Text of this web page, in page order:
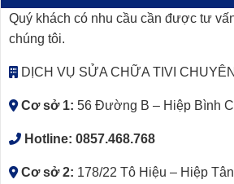
Quý khách có nhu cầu cần được tư
chúng tôi.
DỊCH VỤ SỬA CHỮA TIVI
Cơ sở 1: 56 Đường B – Hiệp Bình
Hotline: 0857.468.768
Cơ sở 2: 178/22 Tô Hiệu – Hiệp